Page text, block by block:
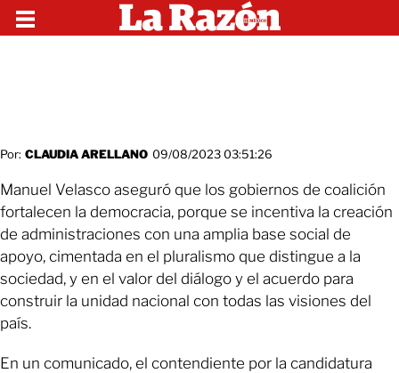
Por: CLAUDIA ARELLANO 09/08/2023 03:51:26
Manuel Velasco aseguró que los gobiernos de coalición
fortalecen la democracia, porque se incentiva la creación
de administraciones con una amplia base social de
apoyo, cimentada en el pluralismo que distingue a la
sociedad, y en el valor del diálogo y el acuerdo para
construir la unidad nacional con todas las visiones del
país.
En un comunicado, el contendiente por la candidatura